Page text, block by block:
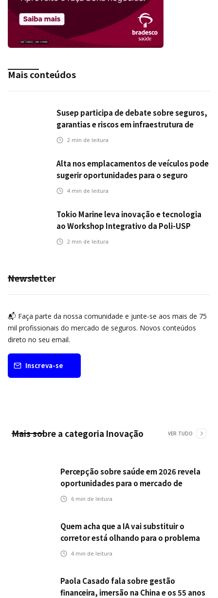
Mais conteúdos
Susep participa de debate sobre seguros,
garantias e riscos em infraestrutura de
transportes
2 min de leitura
Alta nos emplacamentos de veículos pode
sugerir oportunidades para o seguro
automotivo
4 min de leitura
Tokio Marine leva inovação e tecnologia
ao Workshop Integrativo da Poli-USP
2 min de leitura
Newsletter
📬 Faça parte da nossa comunidade e junte-se aos mais de 75
mil profissionais do mercado de seguros. Novos conteúdos
direto no seu email.
Inscreva-se
Mais sobre a categoria Inovação VER TUDO
Percepção sobre saúde em 2026 revela
oportunidades para o mercado de
seguros ampliar cobertura e prevenção
6 min de leitura
Quem acha que a IA vai substituir o
corretor está olhando para o problema
errado
4 min de leitura
Paola Casado fala sobre gestão
financeira, imersão na China e os 55 anos